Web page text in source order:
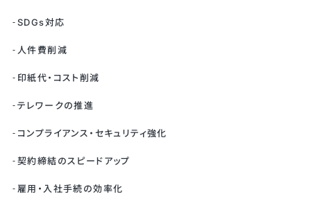
SDGs対応
人件費削減
印紙代・コスト削減
テレワークの推進
コンプライアンス・セキュリティ強化
契約締結のスピードアップ
雇用・入社手続の効率化